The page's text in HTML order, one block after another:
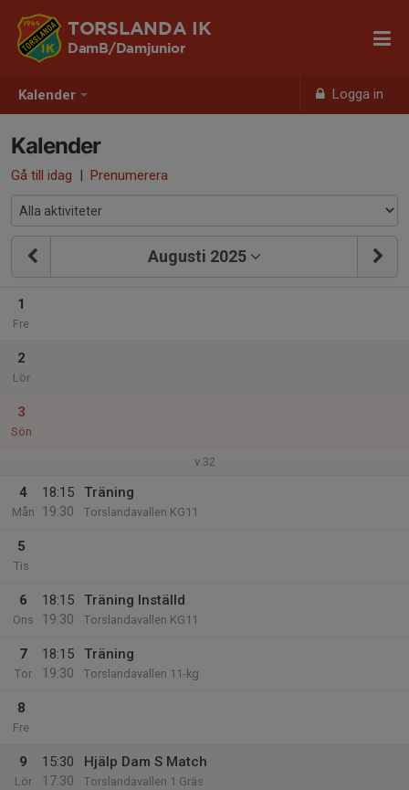
Kalender Logga in
TORSLANDA IK
DamB/Damjunior
Kalender
Gå till idag | Prenumerera
Augusti 2025
1
Fre
2
Lör
3
Sön
v.32
4
Mån
18:15
19:30
Träning
Torslandavallen KG11
5
Tis
6
Ons
18:15
19:30
Träning Inställd
Torslandavallen KG11
7
Tor
18:15
19:30
Träning
Torslandavallen 11-kg
8
Fre
9
Lör
15:30
17:30
Hjälp Dam S Match
Torslandavallen 1 Gräs